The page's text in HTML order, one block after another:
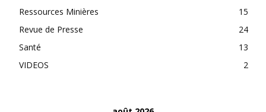
Ressources Minières
15
Revue de Presse
24
Santé
13
VIDEOS
2